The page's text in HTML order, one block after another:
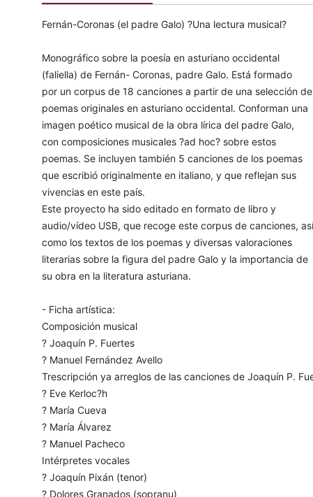
Fernán-Coronas (el padre Galo) ?Una lectura musical?
Monográfico sobre la poesía en asturiano occidental
(faliella) de Fernán- Coronas, padre Galo. Está formado
por un corpus de 18 canciones a partir de una selección de
poemas originales en asturiano occidental. Conforman una
imagen poético musical de la obra lírica del padre Galo,
con composiciones musicales ?ad hoc? sobre estos
poemas. Se incluyen también 5 canciones de los poemas
que escribió originalmente en italiano, y que reflejan sus
vivencias en este país.
Este proyecto ha sido editado en formato de libro y
audio/vídeo USB, que recoge este corpus de canciones, así
como los textos de los poemas y diversas valoraciones
literarias sobre la figura del padre Galo y la importancia de
su obra en la literatura asturiana.
- Ficha artística:
Composición musical
? Joaquín P. Fuertes
? Manuel Fernández Avello
Trescripción ya arreglos de las canciones de Joaquín P.
? Eve Kerloc?h
? María Cueva
? María Álvarez
? Manuel Pacheco
Intérpretes vocales
? Joaquín Pixán (tenor)
? Dolores Granados (sopranu)